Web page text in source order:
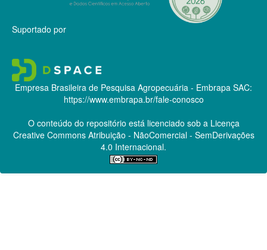
Suportado por
Empresa Brasileira de Pesquisa Agropecuária - Embrapa SAC:
https://www.embrapa.br/fale-conosco
O conteúdo do repositório está licenciado sob a Licença
Creative CommonsAtribuição - NãoComercial - SemDerivações
4.0 Internacional.